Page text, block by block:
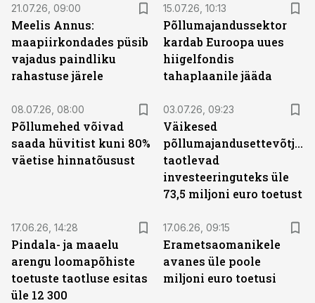
21.07.26, 09:00
Meelis Annus:
maapiirkondades püsib
vajadus paindliku
rahastuse järele
15.07.26, 10:13
Põllumajandussektor
kardab Euroopa uues
hiigelfondis
tahaplaanile jääda
08.07.26, 08:00
Põllumehed võivad
saada hüvitist kuni 80%
väetise hinnatõusust
03.07.26, 09:23
Väikesed
põllumajandusettevõtjad
taotlevad
investeeringuteks üle
73,5 miljoni euro toetust
17.06.26, 14:28
Pindala- ja maaelu
arengu loomapõhiste
toetuste taotluse esitas
üle 12 300
17.06.26, 09:15
Erametsaomanikele
avanes üle poole
miljoni euro toetusi